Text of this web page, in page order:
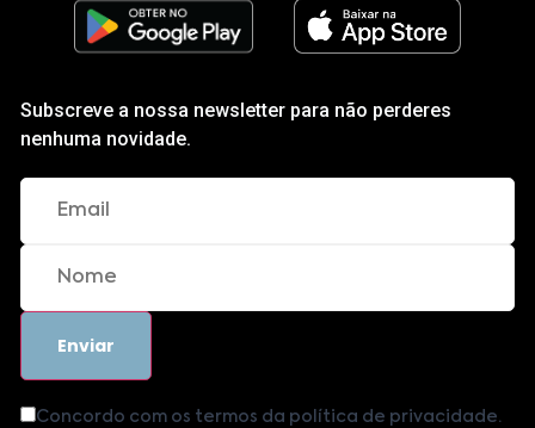
Subscreve a nossa newsletter para não perderes
nenhuma novidade.
Concordo com os termos da política de privacidade.